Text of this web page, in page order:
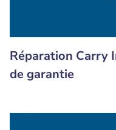
Réparation Carry
de garantie